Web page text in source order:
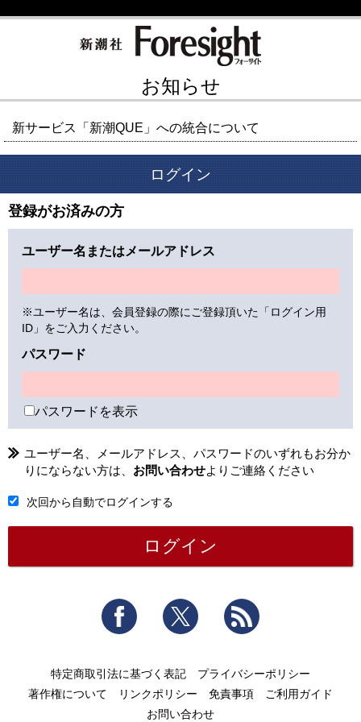
お知らせ
新サービス「新潮QUE」への統合について
ログイン
登録がお済みの方
ユーザー名またはメールアドレス
※ユーザー名は、会員登録の際にご登録頂いた「ログイン用
ID」をご入力ください。
パスワード
パスワードを表示
ユーザー名、メールアドレス、パスワードのいずれもお分か
りにならない方は、 お問い合わせよりご連絡ください
次回から自動でログインする
Facebook Twitter
特定商取引法に基づく表記
プライバシーポリシー
著作権について
リンクポリシー 免責事項
ご利用ガイド
お問い合わせ